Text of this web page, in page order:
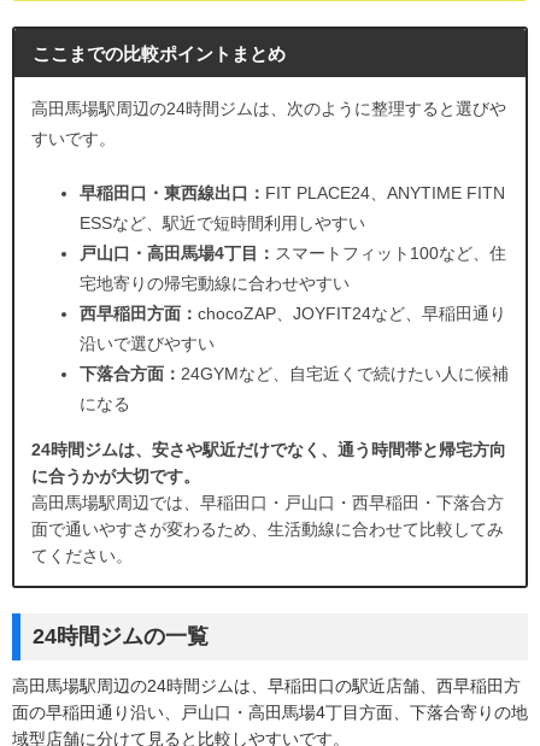
ここまでの比較ポイントまとめ
高田馬場駅周辺の24時間ジムは、次のように整理すると選びや
すいです。
早稲田口・東西線出口： FIT PLACE24、ANYTIME FITN
ESSなど、駅近で短時間利用しやすい
戸山口・高田馬場4丁目： スマートフィット100など、住
宅地寄りの帰宅動線に合わせやすい
西早稲田方面： chocoZAP、JOYFIT24など、早稲田通り
沿いで選びやすい
下落合方面： 24GYMなど、自宅近くで続けたい人に候補
になる
24時間ジムは、安さや駅近だけでなく、通う時間帯と帰宅方向
に合うかが大切です。
高田馬場駅周辺では、早稲田口・戸山口・西早稲田・下落合方
面で通いやすさが変わるため、生活動線に合わせて比較してみ
てください。
24時間ジムの一覧
高田馬場駅周辺の24時間ジムは、早稲田口の駅近店舗、西早稲田方
面の早稲田通り沿い、戸山口・高田馬場4丁目方面、下落合寄りの地
域型店舗に分けて見ると比較しやすいです。